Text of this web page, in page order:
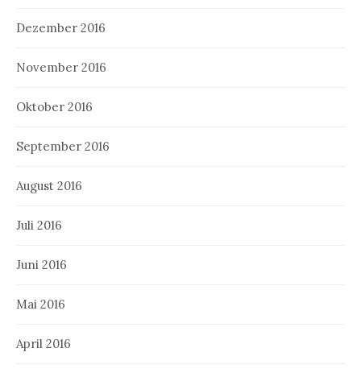
Dezember 2016
November 2016
Oktober 2016
September 2016
August 2016
Juli 2016
Juni 2016
Mai 2016
April 2016